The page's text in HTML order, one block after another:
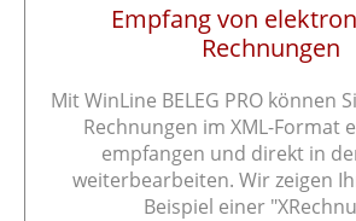
Empfang von
Rechnungen
Mit WinLine BELEG PRO können
Rechnungen im XML-Format
empfangen und direkt in
weiterbearbeiten. Wir zeigen
Beispiel einer